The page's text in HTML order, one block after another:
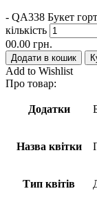
- QA338 Букет
кількість
00.00 грн.
Додати в кошик
Add to Wishlist
Про товар:
Додатки
Назва квітки
Тип квітів